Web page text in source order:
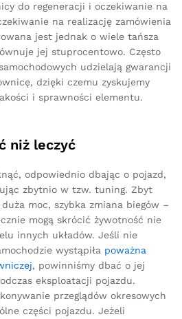
do regeneracji i oczekiwanie na
na realizację zamówienia
jest jednak o wiele tańsza
jej stuprocentowo. Często
udzielają gwarancji
dzięki czemu zyskujemy
i sprawności elementu.
niż leczyć
odpowiednio dbając o pojazd,
zbytnio w tzw. tuning. Zbyt
moc, szybka zmiana biegów –
mogą skrócić żywotność nie
innych układów. Jeśli nie
wystąpiła poważna
, powinniśmy dbać o jej
eksploatacji pojazdu.
przeglądów okresowych
części pojazdu. Jeżeli